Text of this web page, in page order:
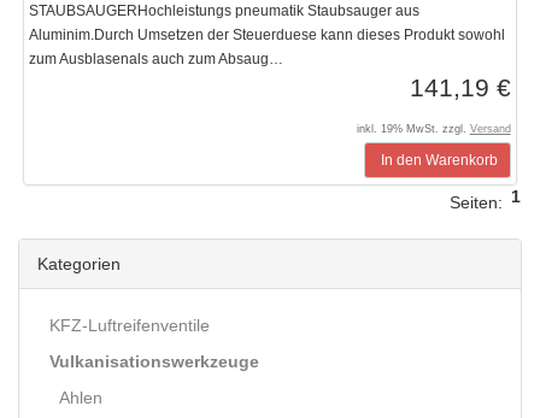
STAUBSAUGERHochleistungs pneumatik Staubsauger aus
Aluminim.Durch Umsetzen der Steuerduese kann dieses Produkt sowohl
zum Ausblasenals auch zum Absaug…
141,19 €
inkl. 19% MwSt. zzgl. Versand
In den Warenkorb
1
Seiten:
Kategorien
KFZ-Luftreifenventile
Vulkanisationswerkzeuge
Ahlen